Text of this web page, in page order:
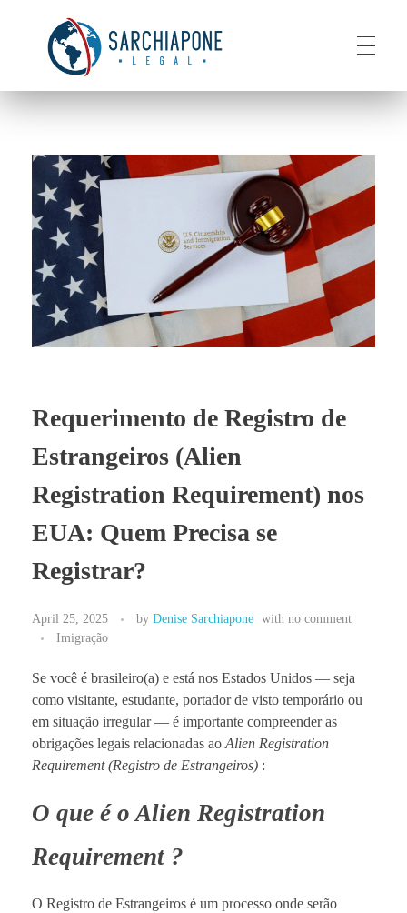
ABOUT
SERVICES
CONTACT
BLOG
Requerimento de Registro de
Estrangeiros (Alien
Registration Requirement) nos
EUA: Quem Precisa se
Registrar?
April 25, 2025 by Denise Sarchiapone with no comment
Imigração
Se você é brasileiro(a) e está nos Estados Unidos — seja
como visitante, estudante, portador de visto temporário ou
em situação irregular — é importante compreender as
obrigações legais relacionadas ao Alien Registration
Requirement (Registro de Estrangeiros) :
O que é o Alien Registration
Requirement ?
O Registro de Estrangeiros é um processo onde serão